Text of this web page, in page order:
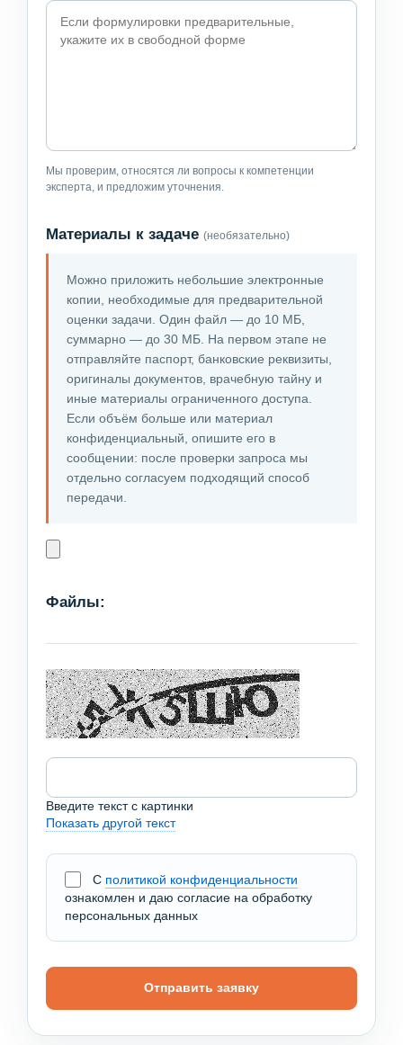
Мы проверим, относятся ли вопросы к компетенции
эксперта, и предложим уточнения.
Материалы к задаче (необязательно)
Можно приложить небольшие электронные
копии, необходимые для предварительной
оценки задачи. Один файл — до 10 МБ,
суммарно — до 30 МБ. На первом этапе не
отправляйте паспорт, банковские реквизиты,
оригиналы документов, врачебную тайну и
иные материалы ограниченного доступа.
Если объём больше или материал
конфиденциальный, опишите его в
сообщении: после проверки запроса мы
отдельно согласуем подходящий способ
передачи.
Файлы:
Введите текст с картинки
Показать другой текст
С политикой конфиденциальности
ознакомлен и даю согласие на обработку
персональных данных
Отправить заявку